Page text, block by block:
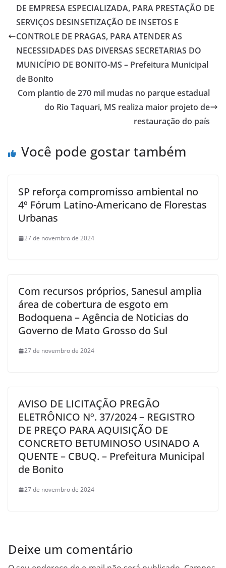
DE EMPRESA ESPECIALIZADA, PARA PRESTAÇÃO DE
SERVIÇOS DESINSETIZAÇÃO DE INSETOS E
CONTROLE DE PRAGAS, PARA ATENDER AS
NECESSIDADES DAS DIVERSAS SECRETARIAS DO
MUNICÍPIO DE BONITO-MS – Prefeitura Municipal
de Bonito
Com plantio de 270 mil mudas no parque estadual
do Rio Taquari, MS realiza maior projeto de
restauração do país
Você pode gostar também
SP reforça compromisso ambiental no
4º Fórum Latino-Americano de Florestas
Urbanas
27 de novembro de 2024
Com recursos próprios, Sanesul amplia
área de cobertura de esgoto em
Bodoquena – Agência de Noticias do
Governo de Mato Grosso do Sul
27 de novembro de 2024
AVISO DE LICITAÇÃO PREGÃO
ELETRÔNICO Nº. 37/2024 – REGISTRO
DE PREÇO PARA AQUISIÇÃO DE
CONCRETO BETUMINOSO USINADO A
QUENTE – CBUQ. – Prefeitura Municipal
de Bonito
27 de novembro de 2024
Deixe um comentário